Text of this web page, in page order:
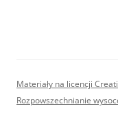
Materiały na licencji
Rozpowszechnianie